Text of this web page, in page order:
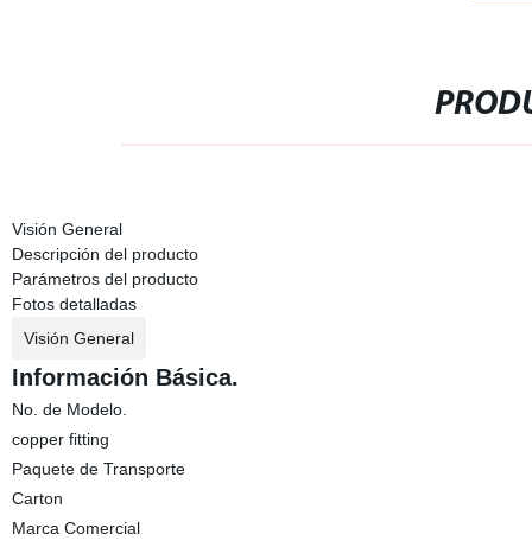
Visión General
Descripción del producto
Parámetros del producto
Fotos detalladas
Visión General
Información Básica.
No. de Modelo.
copper fitting
Paquete de Transporte
Carton
Marca Comercial